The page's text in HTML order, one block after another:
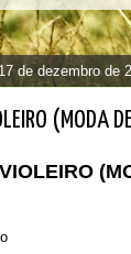
de dezembro de
(MODA